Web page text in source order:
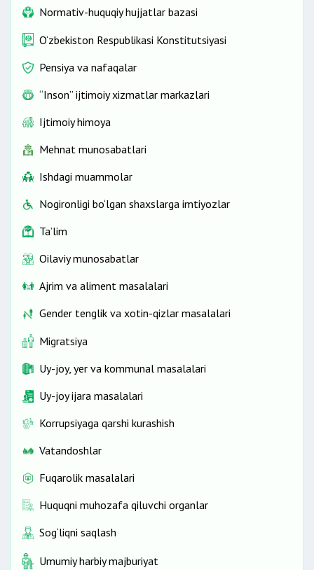
Normativ-huquqiy hujjatlar bazasi
O‘zbekiston Respublikasi Konstitutsiyasi
Pensiya va nafaqalar
“Inson” ijtimoiy xizmatlar markazlari
Ijtimoiy himoya
Mehnat munosabatlari
Ishdagi muammolar
Nogironligi bo‘lgan shaxslarga imtiyozlar
Ta’lim
Oilaviy munosabatlar
Ajrim va aliment masalalari
Gender tenglik va xotin-qizlar masalalari
Migratsiya
Uy-joy, yer va kommunal masalalari
Uy-joy ijara masalalari
Korrupsiyaga qarshi kurashish
Vatandoshlar
Fuqarolik masalalari
Huquqni muhozafa qiluvchi organlar
Sog‘liqni saqlash
Umumiy harbiy majburiyat